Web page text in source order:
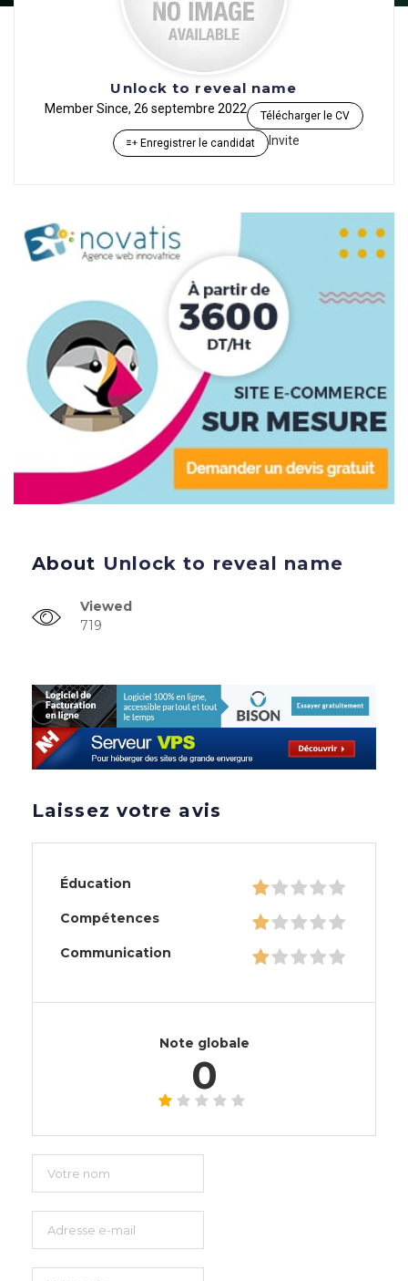
Unlock to reveal name
Member Since, 26 septembre 2022 Télécharger le CV
Enregistrer le candidat Invite
About Unlock to reveal name
Viewed
719
Laissez votre avis
Éducation
Compétences
Communication
Note globale
0